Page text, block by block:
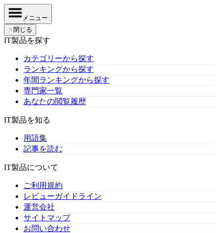
メニュー
✕ 閉じる
IT製品を探す
カテゴリーから探す
ランキングから探す
年間ランキングから探す
専門家一覧
あなたの閲覧履歴
IT製品を知る
用語集
記事を読む
IT製品について
ご利用規約
レビューガイドライン
運営会社
サイトマップ
お問い合わせ